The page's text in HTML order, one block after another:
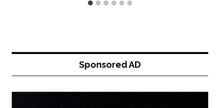
Sponsored AD